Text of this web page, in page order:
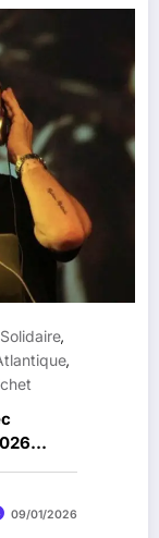
,
,
09/01/2026